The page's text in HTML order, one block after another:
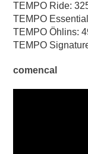
TEMPO Ride:
TEMPO
TEMPO Öhlins:
TEMPO
comencal